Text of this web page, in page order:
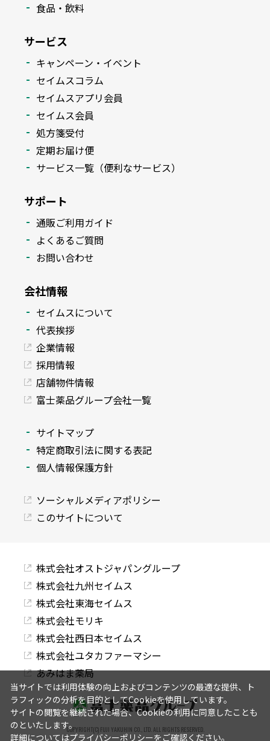
食品・飲料
サービス
キャンペーン・イベント
セイムスコラム
セイムスアプリ会員
セイムス会員
処方箋受付
定期お届け便
サービス一覧（便利なサービス）
サポート
通販ご利用ガイド
よくあるご質問
お問い合わせ
会社情報
セイムスについて
代表挨拶
企業情報
採用情報
店舗物件情報
富士薬品グループ会社一覧
サイトマップ
特定商取引法に関する表記
個人情報保護方針
ソーシャルメディアポリシー
このサイトについて
株式会社オストジャパングループ
株式会社九州セイムス
株式会社東海セイムス
株式会社モリキ
株式会社西日本セイムス
株式会社ユタカファーマシー
あみはま薬局
COPYRIGHT(C) FUJI YAKUHIN CO., LTD. ALL RIGHTS RESERVED.
当サイトでは利用体験の向上およびコンテンツの最適な提供、ト
ラフィックの分析を目的としてCookieを使用しています。
サイトの閲覧を継続された場合、Cookieの利用に同意したことも
のといたします。
詳細についてはプライバシーポリシーをご確認ください。